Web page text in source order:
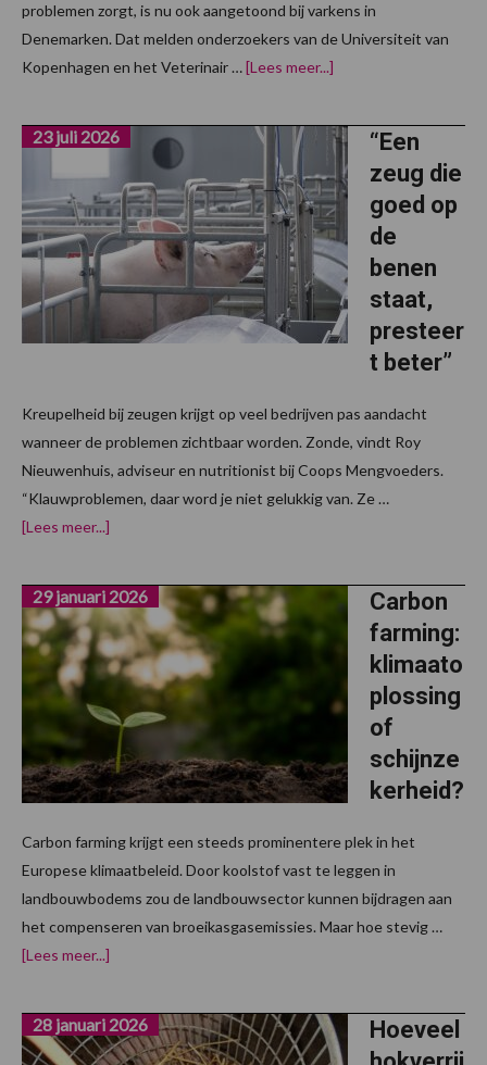
problemen zorgt, is nu ook aangetoond bij varkens in
Denemarken. Dat melden onderzoekers van de Universiteit van
Kopenhagen en het Veterinair …[Lees meer...]
bij
Deense
varkens
“Een
zeug die
goed op
de
benen
staat,
presteer
t beter”
23 juli 2026
Kreupelheid bij zeugen krijgt op veel bedrijven pas aandacht
wanneer de problemen zichtbaar worden. Zonde, vindt Roy
Nieuwenhuis, adviseur en nutritionist bij Coops Mengvoeders.
“Klauwproblemen, daar word je niet gelukkig van. Ze …
[Lees meer...]
op
de
benen
staat,
presteert
beter”
Carbon
farming:
klimaato
plossing
of
schijnze
kerheid?
29 januari 2026
Carbon farming krijgt een steeds prominentere plek in het
Europese klimaatbeleid. Door koolstof vast te leggen in
landbouwbodems zou de landbouwsector kunnen bijdragen aan
het compenseren van broeikasgasemissies. Maar hoe stevig …
[Lees meer...]
schijnzekerheid?
Hoeveel
28 januari 2026